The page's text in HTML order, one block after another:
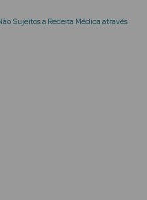
Sujeitos a Receita Médica através